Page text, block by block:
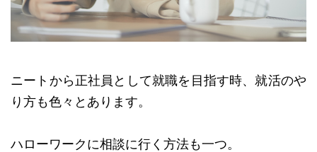
ニートから正社員として就職を目指す時、就活のや
り方も色々とあります。
ハローワークに相談に行く方法も一つ。